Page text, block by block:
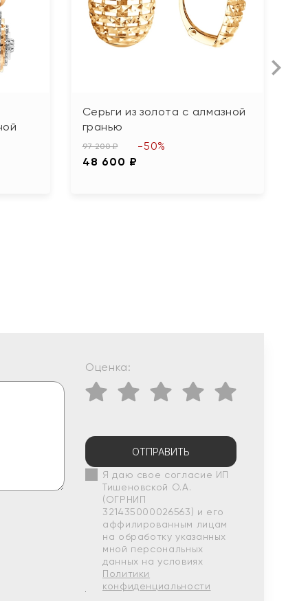
Серьги из золота с алмазной
гранью
97 200 ₽
48 600 ₽
-50%
Оценка:
ОТПРАВИТЬ
Я даю свое согласие ИП
Тишеновской О.А.
(ОГРНИП
321435000026563) и его
аффилированным лицам
на обработку указанных
мной персональных
данных на условиях
Политики
конфиденциальности